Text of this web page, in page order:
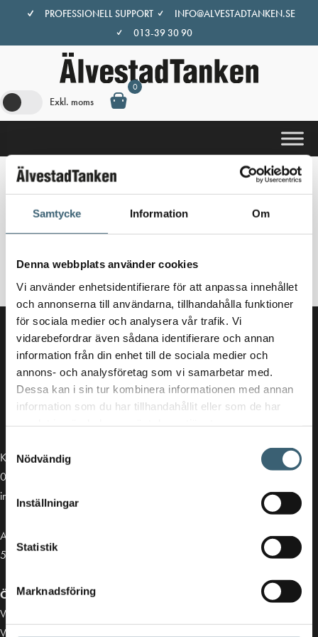
Samtycke Information Om
Denna webbplats använder cookies
Vi använder enhetsidentifierare för att anpassa innehållet
och annonserna till användarna, tillhandahålla funktioner
för sociala medier och analysera vår trafik. Vi
vidarebefordrar även sådana identifierare och annan
information från din enhet till de sociala medier och
annons- och analysföretag som vi samarbetar med.
Dessa kan i sin tur kombinera informationen med annan
information som du har tillhandahållit eller som de har
Nödvändig
Inställningar
Statistik
Marknadsföring
innehåll
PROFESSIONELL SUPPORT
INFO@ALVESTADTANKEN.SE
013-39 30 90
Exkl. moms
0
Fatpump Aspen
Inga produkter hittades som motsvarar ditt val.
Kontakt
013-39 30 90
info@alvestadtanken.se
Algolgatan 7
583 30 Linköping
Öppettider butik:
Vardagar 07.00 - 16.00
Viktiga länkar